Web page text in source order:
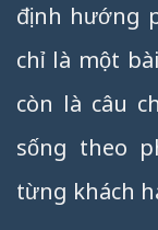
định hướng
chỉ là một
còn là câu
sống theo
từng khách